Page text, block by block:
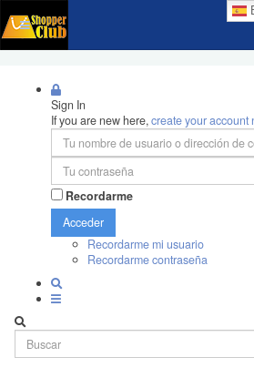
Sign In
If you are new here,create your account
Recordarme
Acceder
Recordarme mi usuario
Recordarme contraseña